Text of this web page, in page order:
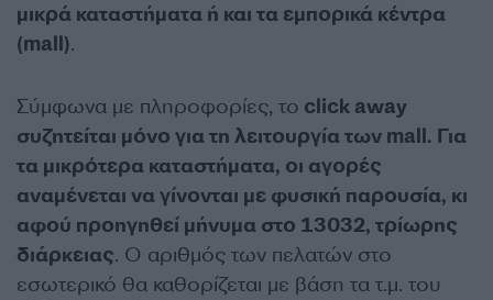
μικρά καταστήματα ή και τα εμπορικά κέντρα
(mall).
Σύμφωνα με πληροφορίες, το click away
συζητείται μόνο για τη λειτουργία των mall. Για
τα μικρότερα καταστήματα, οι αγορές
αναμένεται να γίνονται με φυσική παρουσία, κι
αφού προηγηθεί μήνυμα στο 13032, τρίωρης
διάρκειας. Ο αριθμός των πελατών στο
εσωτερικό θα καθορίζεται με βάση τα τ.μ. του